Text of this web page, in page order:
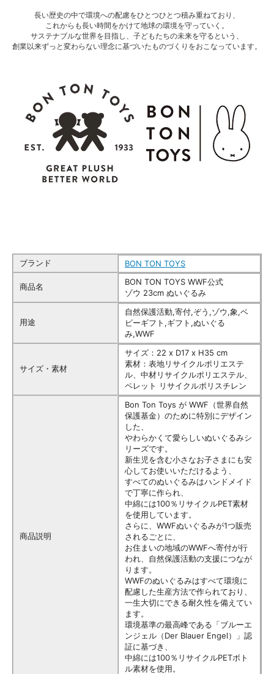
長い歴史の中で環境への配慮をひとつひとつ積み重ねており、
これからも長い時間をかけて地球の環境を守っていく。
サステナブルな世界を目指し、子どもたちの未来を守るという、
創業以来ずっと変わらない理念に基づいたものづくりをおこなっています。
ブランド BON TON TOYS
商品名
BON TON TOYS WWF公式
ゾウ 23cm ぬいぐるみ
用途
自然保護活動,寄付,ぞう,ゾウ,象,ベ
ビーギフト,ギフト,ぬいぐる
み,WWF
サイズ・素材
サイズ：22 x D17 x H35 cm
素材：表地リサイクルポリエステ
ル、中材リサイクルポリエステル、
ペレット リサイクルポリスチレン
商品説明
Bon Ton Toys が WWF（世界自然
保護基金）のために特別にデザイン
した、
やわらかくて愛らしいぬいぐるみシ
リーズです。
新生児を含む小さなお子さまにも安
心してお使いいただけるよう、
すべてのぬいぐるみはハンドメイド
で丁寧に作られ、
中綿には100％リサイクルPET素材
を使用しています。
さらに、WWFぬいぐるみが1つ販売
されるごとに、
お住まいの地域のWWFへ寄付が行
われ、自然保護活動の支援につなが
ります。
WWFのぬいぐるみはすべて環境に
配慮した生産方法で作られており、
一生大切にできる耐久性を備えてい
ます。
環境基準の最高峰である「ブルーエ
ンジェル（Der Blauer Engel）」認
証に基づき、
中綿には100％リサイクルPETボト
ル素材を使用。